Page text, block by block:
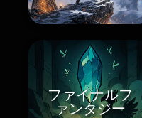
ファイナルフ
ァンタジー